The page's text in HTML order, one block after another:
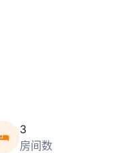
3
房间数